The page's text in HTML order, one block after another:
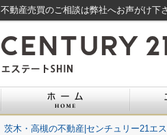
不動産売買のご相談は弊社へお声がけ下
茨木・高槻の不動産|センチュリー21エ